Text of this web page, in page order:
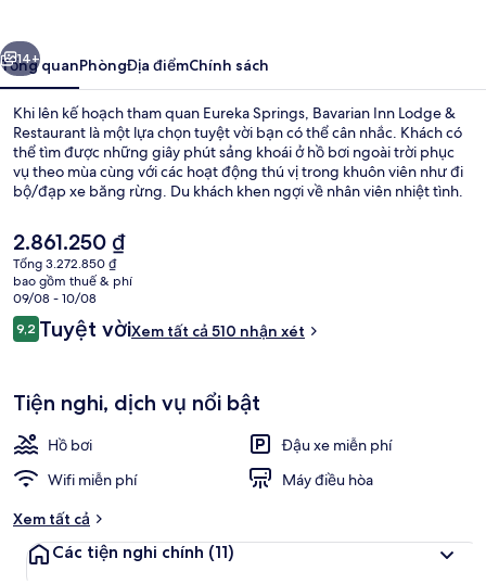
Restaurant
14+
Tổng quanPhòngĐịa điểmChính sách
Khi lên kế hoạch tham quan Eureka Springs, Bavarian Inn Lodge &
Restaurant là một lựa chọn tuyệt vời bạn có thể cân nhắc. Khách có
thể tìm được những giây phút sảng khoái ở hồ bơi ngoài trời phục
vụ theo mùa cùng với các hoạt động thú vị trong khuôn viên như đi
bộ/đạp xe băng rừng. Du khách khen ngợi về nhân viên nhiệt tình.
Giá
hiện
tại
là
2.861.250 ₫
2.861.250 ₫
Tổng 3.272.850 ₫
bao gồm thuế & phí
09/08 - 10/08
Nhận
xét
9,29,2 trên 10,
Tuyệt vờiXem tất cả 510 nhận xét
Tiện nghi, dịch vụ nổi bật
Hồ bơi
Đậu xe miễn phí
Wifi miễn phí
Máy điều hòa
Xem tất cả
Các tiện nghi chính (11)